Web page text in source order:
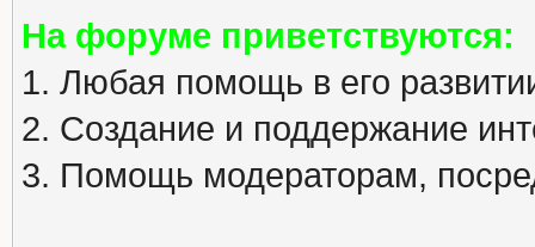
На форуме приветствуются:
1. Любая помощь в его
2. Создание и поддержание
3. Помощь модераторам,